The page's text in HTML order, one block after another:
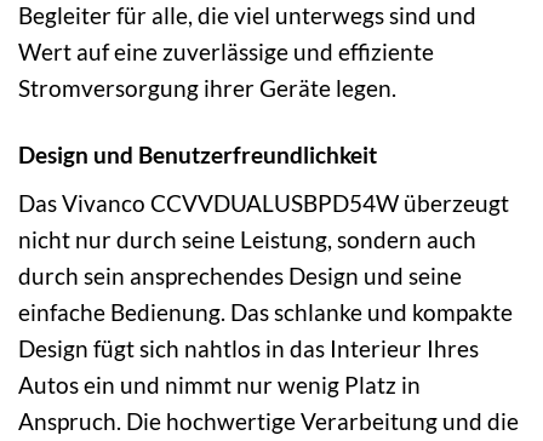
Begleiter für alle, die viel unterwegs sind und
Wert auf eine zuverlässige und effiziente
Stromversorgung ihrer Geräte legen.
Design und Benutzerfreundlichkeit
Das Vivanco CCVVDUALUSBPD54W überzeugt
nicht nur durch seine Leistung, sondern auch
durch sein ansprechendes Design und seine
einfache Bedienung. Das schlanke und kompakte
Design fügt sich nahtlos in das Interieur Ihres
Autos ein und nimmt nur wenig Platz in
Anspruch. Die hochwertige Verarbeitung und die